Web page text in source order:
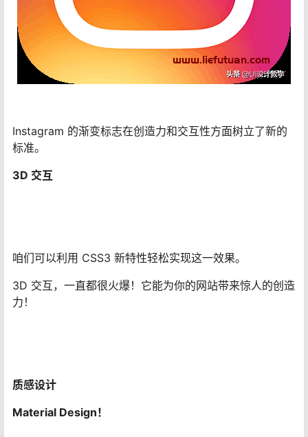
Instagram 的渐变标志在创造力和交互性方面树立了新的
标准。
3D 交互
咱们可以利用 CSS3 新特性轻松实现这一效果。
3D 交互，一直都很火爆！它能为你的网站带来惊人的创造
力！
质感设计
Material Design！